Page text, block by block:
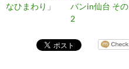
なひまわり」
バンin仙台 その
2